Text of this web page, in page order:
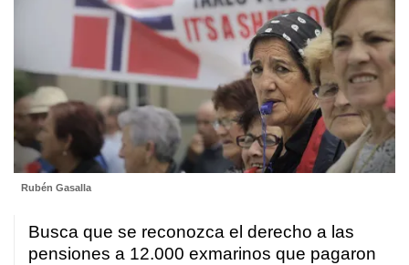
Rubén Gasalla
Busca que se reconozca el derecho a las
pensiones a 12.000 exmarinos que pagaron